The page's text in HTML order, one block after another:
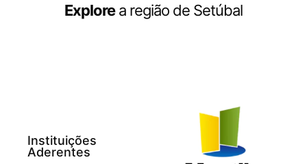
Explorea região de Setúbal
Instituições
Aderentes